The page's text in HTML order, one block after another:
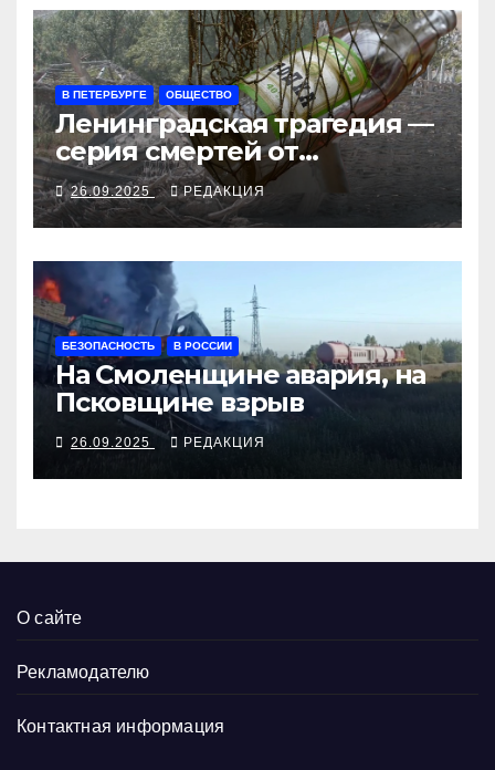
В ПЕТЕРБУРГЕ ОБЩЕСТВО
Ленинградская трагедия —
серия смертей от
алкосуррогата
26.09.2025 РЕДАКЦИЯ
БЕЗОПАСНОСТЬ В РОССИИ
На Смоленщине авария, на
Псковщине взрыв
26.09.2025 РЕДАКЦИЯ
О сайте
Рекламодателю
Контактная информация